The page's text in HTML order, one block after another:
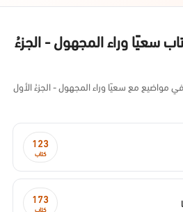
سعيًا وراء المجهول - الجزءُ
مواضيع مع سعيًا وراء المجهول - الجزءُ الأول
123
كتاب
173
كتاب